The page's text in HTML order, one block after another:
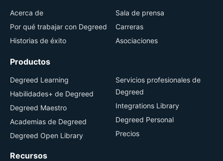
Acerca de
Por qué trabajar con Degreed
Historias de éxito
Sala de prensa
Carreras
Asociaciones
Productos
Degreed Learning
Habilidades+ de Degreed
Degreed Maestro
Academias de Degreed
Degreed Open Library
Servicios profesionales de
Degreed
Integrations Library
Degreed Personal
Precios
Recursos